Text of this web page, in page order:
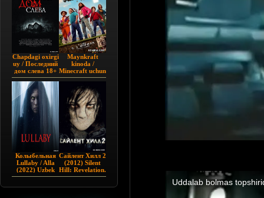
Chapdagi oxirgi
uy / Последний
дом слева 18+
(2009)
Maynkraft
kinoda /
Minecraft uchun
film / Maygiraft
2025 AQSH
filmi
Колыбельная
Lullaby / Alla
(2022) Uzbek
tilida
Сайлент Хилл 2
(2012) Silent
Hill: Revelation.